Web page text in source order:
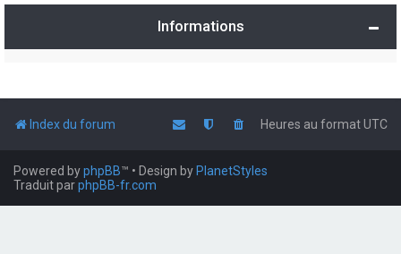
Informations
Index du forum Heures au formatUTC
Powered byphpBB™ • Design by PlanetStyles
Traduit parphpBB-fr.com